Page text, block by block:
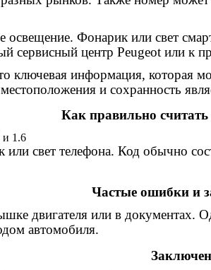
Фонарик или свет
сервисный центр Peugeot или
информация, которая
и сохранность
Как правильно считать
свет телефона. Код обычно
Частые ошибки и
двигателя или в документах.
автомобиля.